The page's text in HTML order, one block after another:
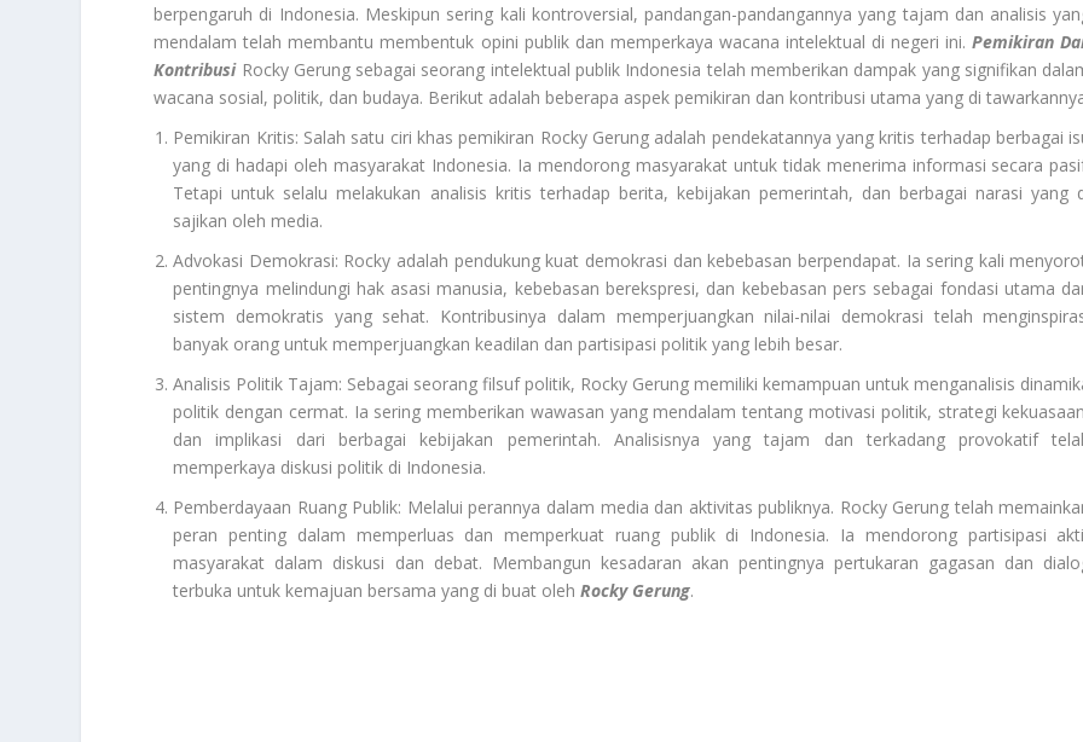
berpengaruh di Indonesia. Meskipun sering kali kontroversial, pandangan-pandangannya yang tajam dan analisis
mendalam telah membantu membentuk opini publik dan memperkaya wacana intelektual di negeri ini.Pemikiran
KontribusiRocky Gerung sebagai seorang intelektual publik Indonesia telah memberikan dampak yang signifikan
wacana sosial, politik, dan budaya. Berikut adalah beberapa aspek pemikiran dan kontribusi utama yang di
Pemikiran Kritis: Salah satu ciri khas pemikiran Rocky Gerung adalah pendekatannya yang kritis terhadap berbagai
yang di hadapi oleh masyarakat Indonesia. Ia mendorong masyarakat untuk tidak menerima informasi secara
Tetapi untuk selalu melakukan analisis kritis terhadap berita, kebijakan pemerintah, dan berbagai narasi yang
sajikan oleh media.
Advokasi Demokrasi: Rocky adalah pendukung kuat demokrasi dan kebebasan berpendapat. Ia sering kali
pentingnya melindungi hak asasi manusia, kebebasan berekspresi, dan kebebasan pers sebagai fondasi utama
sistem demokratis yang sehat. Kontribusinya dalam memperjuangkan nilai-nilai demokrasi telah
banyak orang untuk memperjuangkan keadilan dan partisipasi politik yang lebih besar.
Analisis Politik Tajam: Sebagai seorang filsuf politik, Rocky Gerung memiliki kemampuan untuk menganalisis
politik dengan cermat. Ia sering memberikan wawasan yang mendalam tentang motivasi politik, strategi
dan implikasi dari berbagai kebijakan pemerintah. Analisisnya yang tajam dan terkadang provokatif
memperkaya diskusi politik di Indonesia.
Pemberdayaan Ruang Publik: Melalui perannya dalam media dan aktivitas publiknya. Rocky Gerung telah
peran penting dalam memperluas dan memperkuat ruang publik di Indonesia. Ia mendorong partisipasi
masyarakat dalam diskusi dan debat. Membangun kesadaran akan pentingnya pertukaran gagasan dan
terbuka untuk kemajuan bersama yang di buat olehRocky Gerung.